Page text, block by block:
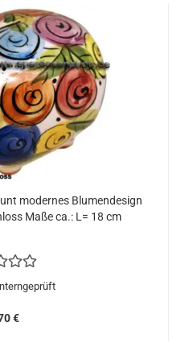
modernes Blumendesign
Maße ca.: L= 18 cm
€